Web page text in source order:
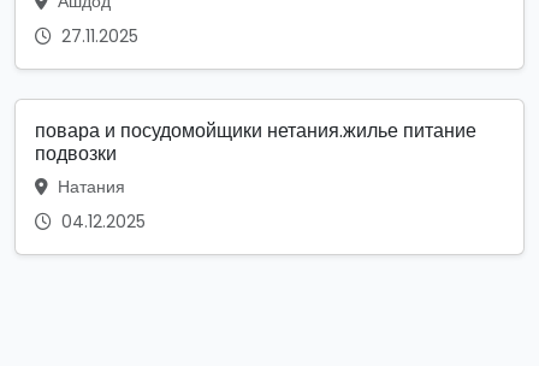
27.11.2025
повара и посудомойщики нетания.жилье питание
подвозки
Натания
04.12.2025